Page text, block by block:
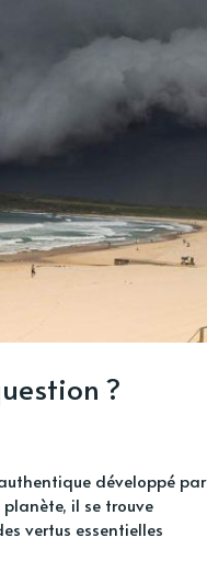
?
développé par
planète, il se trouve
vertus essentielles